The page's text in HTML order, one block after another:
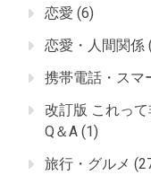
恋愛 (6)
恋愛・人間関係
携帯電話・スマ
改訂版 これっ
Q＆A (1)
旅行・グルメ